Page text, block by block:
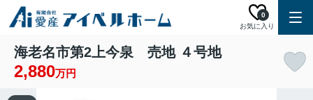
お気に入り
0
海老名市第2上今泉 売地 ４号地
2,880万円